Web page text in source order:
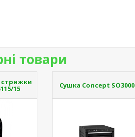
товари
15 Сушка Concept SO3000